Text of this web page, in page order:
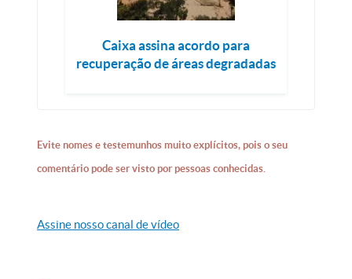
Caixa assina acordo para
recuperação de áreas degradadas
Evite nomes e testemunhos muito explícitos, pois o seu
comentário pode ser visto por pessoas conhecidas.
Assine nosso canal de vídeo